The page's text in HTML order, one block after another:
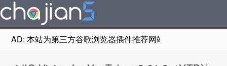
AD: 本站为第三方谷歌浏览器插件推荐网站，非Google